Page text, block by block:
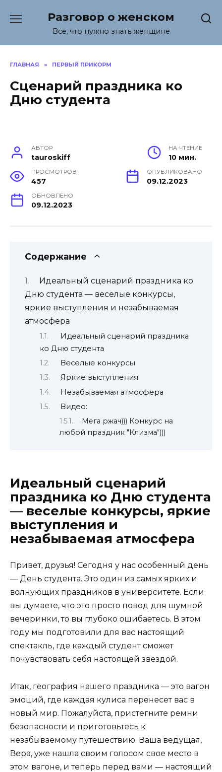
содержанию
Разговор о женском
Все, что нужно знать женщине
ГЛАВНАЯ » ПЕРВЫЙ ПРИКОРМ
Сценарий праздника ко
Дню студента
АВТОР
tauroskiff
НА ЧТЕНИЕ
10 мин.
ПРОСМОТРОВ
457
ОПУБЛИКОВАНО
09.12.2023
ОБНОВЛЕНО
09.12.2023
Содержание
Идеальный сценарий праздника ко
Дню студента — веселые конкурсы,
яркие выступления и незабываемая
атмосфера
Идеальный сценарий праздника
ко Дню студента
Веселые конкурсы
Яркие выступления
Незабываемая атмосфера
Видео:
Мега ржач))) Конкурс на
любой праздник "Клизма")))
Идеальный сценарий
праздника ко Дню студента
— веселые конкурсы, яркие
выступления и
незабываемая атмосфера
Привет, друзья! Сегодня у нас особенный день
— День студента. Это один из самых ярких и
волнующих праздников в университете. Если
вы думаете, что это просто повод для шумной
вечеринки, то вы глубоко ошибаетесь. В этом
году мы подготовили для вас настоящий
спектакль, где каждый студент сможет
почувствовать себя настоящей звездой.
Итак, география нашего праздника — это вагон
эмоций, где каждая кулиса перенесет вас в
новый мир. Пожалуйста, пристегните ремни
безопасности и приготовьтесь к
незабываемому путешествию. Ваша ведущая,
Вера, уже нашла своим голосом свое место в
этом вагоне, и теперь перед вами — настоящий